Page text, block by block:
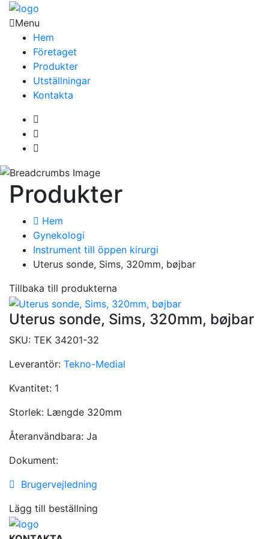
Menu
Hem
Företaget
Produkter
Utställningar
Kontakta
Produkter
Hem
Gynekologi
Instrument till öppen kirurgi
Uterus sonde, Sims, 320mm, bøjbar
Tillbaka till produkterna
Uterus sonde, Sims, 320mm, bøjbar
SKU: TEK 34201-32
Leverantör: Tekno-Medial
Kvantitet: 1
Storlek: Længde 320mm
Återanvändbara: Ja
Dokument:
Brugervejledning
Lägg till beställning